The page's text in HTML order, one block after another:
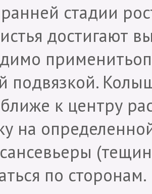
стадии
достигают
подвязкой.
к центру
на
по сторонам.